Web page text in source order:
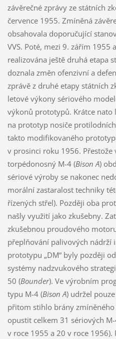
závěrečné zprávy ze státních
července 1955. Zmíněná
obsahovala doporučující
VVS. Poté, mezi 9. zářím 1955
realizována ještě druhá etapa
doznala změn ofenzivní a
zprávě z druhé etapy státních
letové výkony sériového
výkonů prototypů. Krátce nato
na prototyp nosiče
takto modifikovaného
v prosinci roku 1956. Přestože
torpédonosný M-4 (Bison A)
sériové výroby se nakonec
morální zastaralost techniky
řízených střel). Později oba
našly využití jako zkušebny.
zkušebnou proudového
přeplňování palivových nádrží
prototypu „DM“ byly později
systémy nadzvukového
50 (Bounder). Ve výrobním
typu M-4 (Bison A) udržel
přitom stihlo brány
opustit celkem 31 sériových
v roce 1955 a 20 v roce